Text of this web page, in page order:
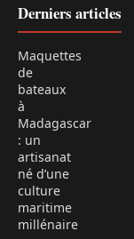
Derniers articles
Maquettes
de
bateaux
à
Madagascar
: un
artisanat
né d’une
culture
maritime
millénaire